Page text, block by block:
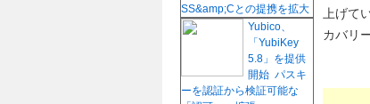
上げて
カバリ
SS&amp;Cとの提携を拡大
Yubico、
「YubiKey
5.8」を提供
開始 パスキ
ーを認証から検証可能な